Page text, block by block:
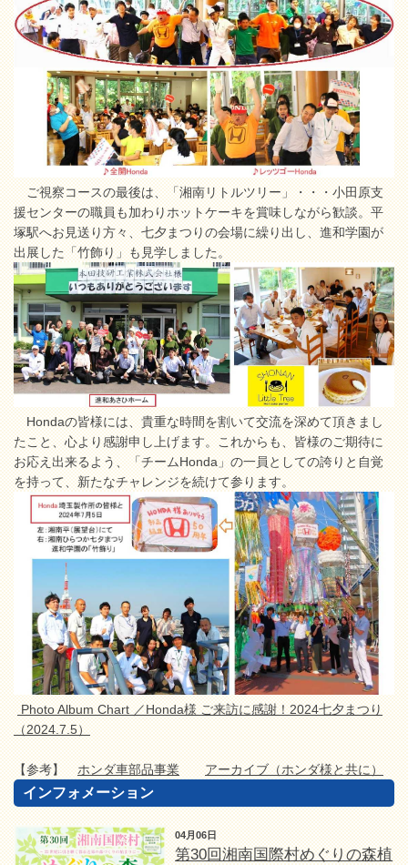
ご視察コースの最後は、「湘南リトルツリー」・・・小田原支
援センターの職員も加わりホットケーキを賞味しながら歓談。平
塚駅へお見送り方々、七夕まつりの会場に繰り出し、進和学園が
出展した「竹飾り」も見学しました。
Hondaの皆様には、貴重な時間を割いて交流を深めて頂きまし
たこと、心より感謝申し上げます。これからも、皆様のご期待に
お応え出来るよう、「チームHonda」の一員としての誇りと自覚
を持って、新たなチャレンジを続けて参ります。
Photo Album Chart ／Honda様 ご来訪に感謝！2024七夕まつり
（2024.7.5）
【参考】ホンダ車部品事業 アーカイブ（ホンダ様と共に）
インフォメーション
04月06日
第30回湘南国際村めぐりの森植